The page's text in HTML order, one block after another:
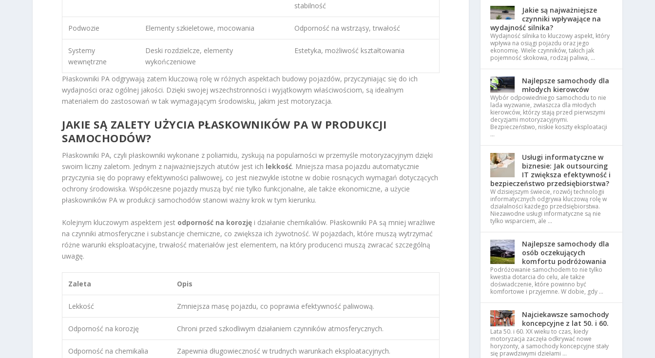
stabilność
Podwozie Elementy szkieletowe, mocowania Odporność na wstrząsy, trwałość
Systemy
wewnętrzne
Deski rozdzielcze, elementy
wykończeniowe
Estetyka, możliwość kształtowania
Płaskowniki PA odgrywają zatem kluczową rolę w różnych aspektach budowy pojazdów, przyczyniając się do ich
wydajności oraz ogólnej jakości. Dzięki swojej wszechstronności i wyjątkowym właściwościom, są idealnym
materiałem do zastosowań w tak wymagającym środowisku, jakim jest motoryzacja.
JAKIE SĄ ZALETY UŻYCIA PŁASKOWNIKÓW PA W PRODUKCJI
SAMOCHODÓW?
Płaskowniki PA, czyli płaskowniki wykonane z poliamidu, zyskują na popularności w przemyśle motoryzacyjnym dzięki
swoim liczny zaletom. Jednym z najważniejszych atutów jest ich lekkość. Mniejsza masa pojazdu automatycznie
przyczynia się do poprawy efektywności paliwowej, co jest niezwykle istotne w dobie rosnących wymagań dotyczących
ochrony środowiska. Współczesne pojazdy muszą być nie tylko funkcjonalne, ale także ekonomiczne, a użycie
płaskowników PA w produkcji samochodów stanowi ważny krok w tym kierunku.
Kolejnym kluczowym aspektem jest odporność na korozję i działanie chemikaliów. Płaskowniki PA są mniej wrażliwe
na czynniki atmosferyczne i substancje chemiczne, co zwiększa ich żywotność. W pojazdach, które muszą wytrzymać
różne warunki eksploatacyjne, trwałość materiałów jest elementem, na który producenci muszą zwracać szczególną
uwagę.
Zaleta Opis
Lekkość Zmniejsza masę pojazdu, co poprawia efektywność paliwową.
Odporność na korozję Chroni przed szkodliwym działaniem czynników atmosferycznych.
Odporność na chemikalia
Zapewnia długowieczność w trudnych warunkach eksploatacyjnych.
Jakie są najważniejsze
czynniki wpływające na
wydajność silnika?
Wydajność silnika to kluczowy aspekt, który
wpływa na osiągi pojazdu oraz jego
ekonomię. Wiele czynników, takich jak
pojemność skokowa, rodzaj paliwa, …
Najlepsze samochody dla
młodych kierowców
Wybór odpowiedniego samochodu to nie
lada wyzwanie, zwłaszcza dla młodych
kierowców, którzy stają przed pierwszymi
decyzjami motoryzacyjnymi.
Bezpieczeństwo, niskie koszty eksploatacji
…
Usługi informatyczne w
biznesie: Jak outsourcing
IT zwiększa efektywność i
bezpieczeństwo przedsiębiorstwa?
W dzisiejszym świecie, rozwój technologii
informatycznych odgrywa kluczową rolę w
działalności każdego przedsiębiorstwa.
Niezawodne usługi informatyczne są nie
tylko wsparciem, ale …
Najlepsze samochody dla
osób oczekujących
komfortu podróżowania
Podróżowanie samochodem to nie tylko
kwestia dotarcia do celu, ale także
doświadczenie, które powinno być
komfortowe i przyjemne. W dobie, gdy …
Najciekawsze samochody
koncepcyjne z lat 50. i 60.
Lata 50. i 60. XX wieku to czas, kiedy
motoryzacja zaczęła odkrywać nowe
horyzonty, a samochody koncepcyjne stały
się prawdziwymi dziełami …